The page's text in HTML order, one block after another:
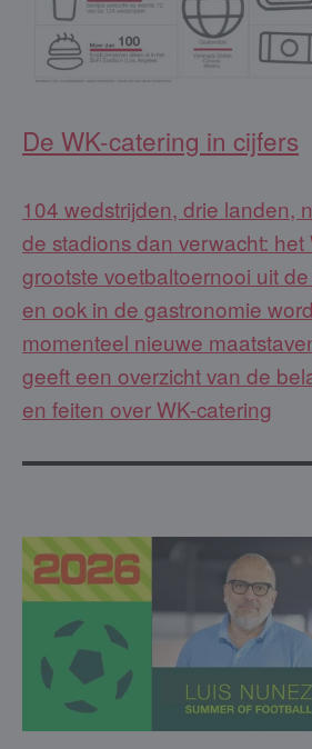
De WK-catering in cijfers
104 wedstrijden, drie landen,
de stadions dan verwacht:
grootste voetbaltoernooi uit
en ook in de gastronomie
momenteel nieuwe
geeft een overzicht van de
en feiten over WK-catering